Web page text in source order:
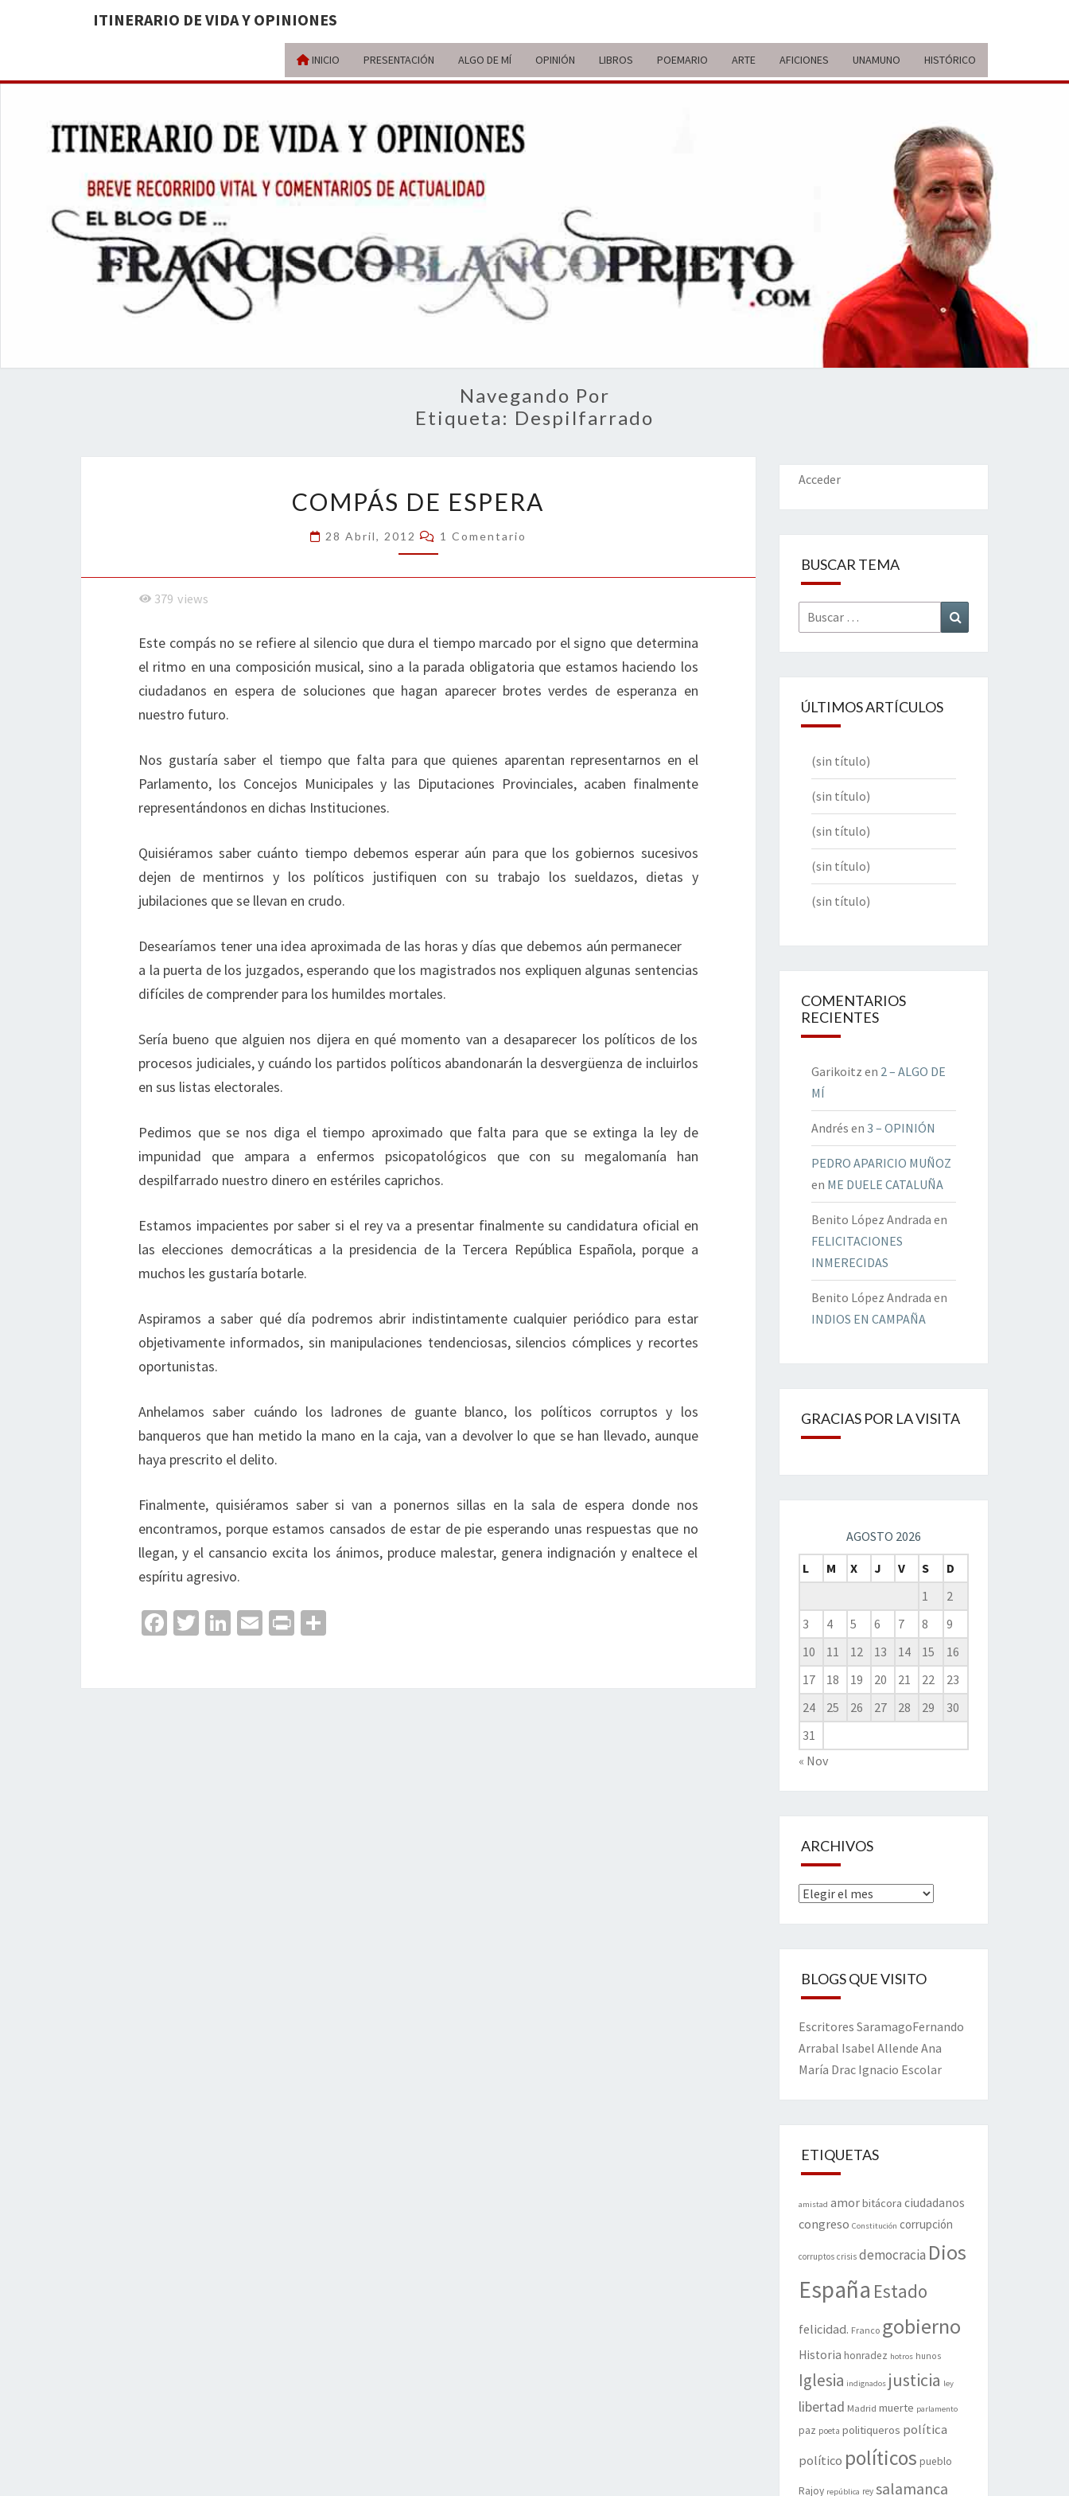
ITINERARIO DE VIDA Y OPINIONES
INICIO PRESENTACIÓN ALGO DE MÍ OPINIÓN LIBROS POEMARIO ARTE AFICIONES UNAMUNO HISTÓRICO
ITINERARIO
DE VIDA Y
OPINIONES
BREVE
RECORRIDO
VITAL Y
COMENTARIOS
ACTUALIDAD
Navegando Por
Etiqueta: Despilfarrado
DE
ESPERA
COMPÁS DE ESPERA
28 Abril, 2012 Comentarios
1 Comentario
379 views
Este compás no se refiere al silencio que dura el tiempo marcado por el signo que determina
el ritmo en una composición musical, sino a la parada obligatoria que estamos haciendo los
ciudadanos en espera de soluciones que hagan aparecer brotes verdes de esperanza en
nuestro futuro.
Nos gustaría saber el tiempo que falta para que quienes aparentan representarnos en el
Parlamento, los Concejos Municipales y las Diputaciones Provinciales, acaben finalmente
representándonos en dichas Instituciones.
Quisiéramos saber cuánto tiempo debemos esperar aún para que los gobiernos sucesivos
dejen de mentirnos y los políticos justifiquen con su trabajo los sueldazos, dietas y
jubilaciones que se llevan en crudo.
Desearíamos tener una idea aproximada de las horas y días que debemos aún permanecer
a la puerta de los juzgados, esperando que los magistrados nos expliquen algunas sentencias
difíciles de comprender para los humildes mortales.
Sería bueno que alguien nos dijera en qué momento van a desaparecer los políticos de los
procesos judiciales, y cuándo los partidos políticos abandonarán la desvergüenza de incluirlos
en sus listas electorales.
Pedimos que se nos diga el tiempo aproximado que falta para que se extinga la ley de
impunidad que ampara a enfermos psicopatológicos que con su megalomanía han
despilfarrado nuestro dinero en estériles caprichos.
Estamos impacientes por saber si el rey va a presentar finalmente su candidatura oficial en
las elecciones democráticas a la presidencia de la Tercera República Española, porque a
muchos les gustaría botarle.
Aspiramos a saber qué día podremos abrir indistintamente cualquier periódico para estar
objetivamente informados, sin manipulaciones tendenciosas, silencios cómplices y recortes
oportunistas.
Anhelamos saber cuándo los ladrones de guante blanco, los políticos corruptos y los
banqueros que han metido la mano en la caja, van a devolver lo que se han llevado, aunque
haya prescrito el delito.
Finalmente, quisiéramos saber si van a ponernos sillas en la sala de espera donde nos
encontramos, porque estamos cansados de estar de pie esperando unas respuestas que no
llegan, y el cansancio excita los ánimos, produce malestar, genera indignación y enaltece el
espíritu agresivo.
Fa T
Li
E
Pr
Acceder
BUSCAR TEMA
Buscar
por:
ÚLTIMOS ARTÍCULOS
(sin título)
(sin título)
(sin título)
(sin título)
(sin título)
COMENTARIOS
RECIENTES
Garikoitz en 2 – ALGO DE
MÍ
Andrés en 3 – OPINIÓN
PEDRO APARICIO MUÑOZ
en ME DUELE CATALUÑA
Benito López Andrada en
FELICITACIONES
INMERECIDAS
Benito López Andrada en
INDIOS EN CAMPAÑA
GRACIAS POR LA VISITA
AGOSTO 2026
L
M X J V S
D
1
2
3
4 5 6 7 8
9
10
11 12 13 14 15
16
17
18 19 20 21 22
23
24
25 26 27 28 29
30
31
« Nov
ARCHIVOS
Archivos
BLOGS QUE VISITO
Escritores SaramagoFernando
Arrabal Isabel Allende Ana
María Drac Ignacio Escolar
ETIQUETAS
amistad amorbitácora ciudadanos
congreso Constitución corrupción
corruptos crisis democracia Dios
España Estado
felicidad. Franco gobierno
Historia honradez hotros hunos
Iglesia indignados justicia ley
libertad Madrid muerte parlamento
paz poeta politiqueros política
político políticos pueblo
Rajoy república rey salamanca